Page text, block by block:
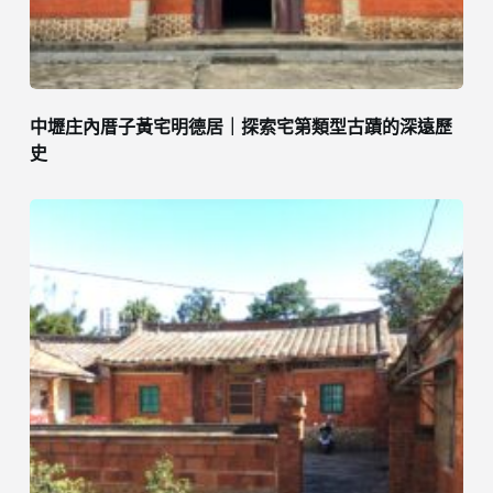
中壢庄內厝子黃宅明德居｜探索宅第類型古蹟的深遠歷
史